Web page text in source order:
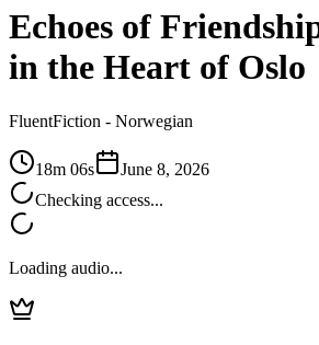
Echoes of
in the Heart of Oslo
FluentFiction - Norwegian
18m 06s
June 8, 2026
Checking access...
Loading audio...